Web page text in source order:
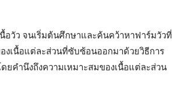
อวัว จนเริ่มต้นศึกษาและค้นคว้าหาฟาร์มวัวที่
งเนื้อแต่ละส่วนที่ซับซ้อนออกมาด้วยวิธีการ
คำนึงถึงความเหมาะสมของเนื้อแต่ละส่วน